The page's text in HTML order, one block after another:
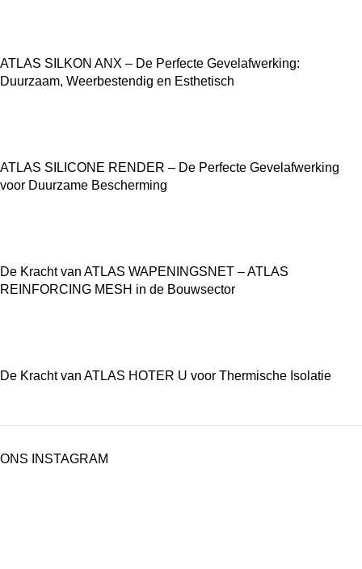
ATLAS SILKON ANX – De Perfecte Gevelafwerking:
Duurzaam, Weerbestendig en Esthetisch
ATLAS SILICONE RENDER – De Perfecte Gevelafwerking
voor Duurzame Bescherming
De Kracht van ATLAS WAPENINGSNET – ATLAS
REINFORCING MESH in de Bouwsector
De Kracht van ATLAS HOTER U voor Thermische Isolatie
ONS INSTAGRAM